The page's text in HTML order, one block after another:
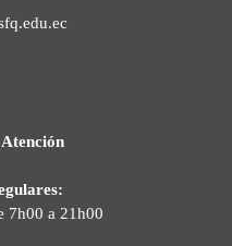
7h00 a 21h00